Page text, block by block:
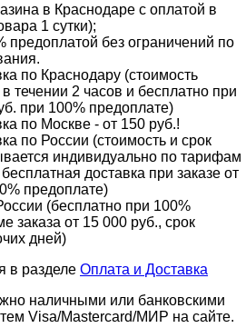
в Краснодаре с оплатой в
1 сутки);
без ограничений по
по Краснодару (стоимость
течении 2 часов и бесплатно при
при 100% предоплате)
по Москве - от 150 руб.!
по России (стоимость и срок
индивидуально по тарифам
доставка при заказе от
предоплате)
(бесплатно при 100%
заказа от 15 000 руб., срок
дней)
в разделе Оплата и Доставка
наличными или банковскими
Visa/Mastercard/МИР на сайте.